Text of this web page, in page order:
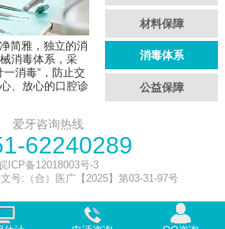
材料保障
消毒体系
公益保障
简雅，独立的消
消毒体系，采
一消毒”，防止交
、放心的口腔诊
爱牙咨询热线
62240289
ICP备12018003号-3
号:（合）医广【2025】第03-31-97号